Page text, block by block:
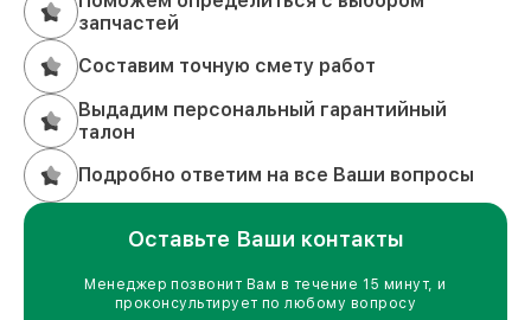
запчастей
Составим точную смету работ
Выдадим персональный гарантийный
талон
Подробно ответим на все Ваши вопросы
Оставьте Ваши контакты
Менеджер позвонит Вам в течение 15 минут, и
проконсультирует по любому вопросу